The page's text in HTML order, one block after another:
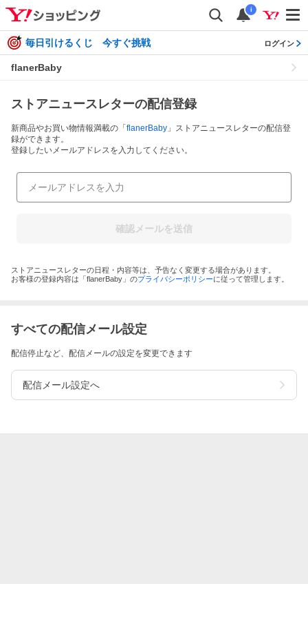
i
毎日引けるくじ 今すぐ挑戦 ログイン
flanerBaby
ストアニュースレターの配信登録
新商品やお買い物情報満載の「 flanerBaby 」ストアニュースレターの配信登
録ができます。
登録したいメールアドレスを入力してください。
確認メールを送信
ストアニュースレターの日程・内容等は、予告なく変更する場合があります。
お客様の登録内容は「flanerBaby 」のプライバシーポリシーに従って管理します。
すべての配信メール設定
配信停止など、配信メールの設定を変更できます
配信メール設定へ